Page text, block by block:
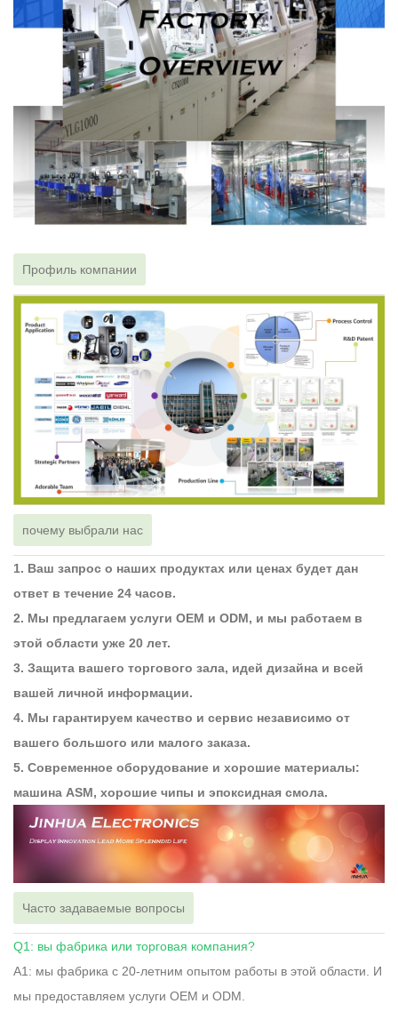
Профиль компании
почему выбрали нас
1. Ваш запрос о наших продуктах или ценах будет дан
ответ в течение 24 часов.
2. Мы предлагаем услуги OEM и ODM, и мы работаем в
этой области уже 20 лет.
3. Защита вашего торгового зала, идей дизайна и всей
вашей личной информации.
4. Мы гарантируем качество и сервис независимо от
вашего большого или малого заказа.
5. Современное оборудование и хорошие материалы:
машина ASM, хорошие чипы и эпоксидная смола.
Часто задаваемые вопросы
Q1: вы фабрика или торговая компания?
A1: мы фабрика с 20-летним опытом работы в этой области. И
мы предоставляем услуги OEM и ODM.